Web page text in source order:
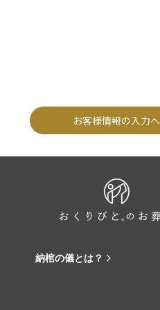
お客様情報の入力へ
納棺の儀とは？